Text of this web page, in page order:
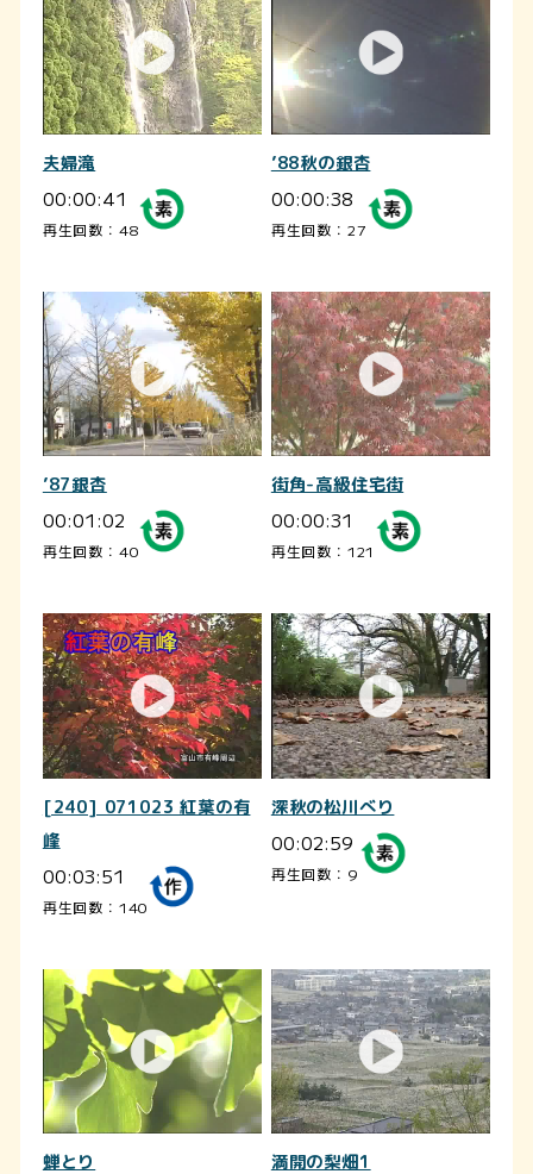
夫婦滝
00:00:41
再生回数：48
’88秋の銀杏
00:00:38
再生回数：27
’87銀杏
00:01:02
再生回数：40
街角-高級住宅街
00:00:31
再生回数：121
[240] 071023 紅葉の有
峰
00:03:51
再生回数：140
深秋の松川べり
00:02:59
再生回数：9
蝉とり 満開の梨畑1